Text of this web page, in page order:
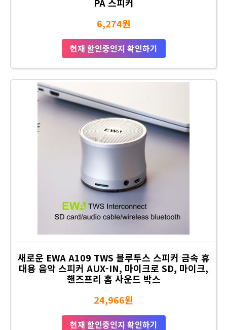
6,274원
현재 할인중인지 확인하기
새로운 EWA A109 TWS 블루투스 스피커 금속 휴
대용 음악 스피커 AUX-IN, 마이크로 SD, 마이크,
핸즈프리 홈 사운드 박스
24,966원
현재 할인중인지 확인하기